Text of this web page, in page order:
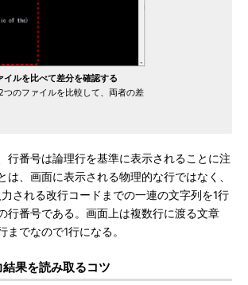
ルを比べて差分を確認する
のファイルを比較して、両者の差
行番号は論理行を基準に表示されることに注
は、画面に表示される物理的な行ではなく、
力される改行コードまでの一連の文字列を1行
行番号である。画面上は複数行に渡る文章
までなので1行になる。
果を読み取るコツ